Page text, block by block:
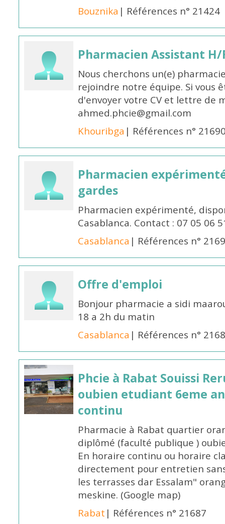
Bouznika | Références n° 21424
Pharmacien Assistant
Nous cherchons un(e)
rejoindre notre équipe. Si vous
d'envoyer votre CV et lettre de
ahmed.phcie@gmail.com
Khouribga | Références n°
Pharmacien
gardes
Pharmacien expérimenté,
Casablanca. Contact : 07 05 06
Casablanca | Références n°
Offre d'emploi
Bonjour pharmacie a sidi
18 a 2h du matin
Casablanca | Références n°
Phcie à Rabat Souissi
oubien etudiant 6eme
continu
Pharmacie à Rabat quartier
diplômé (faculté publique )
En horaire continu ou horaire
directement pour entretien
les terrasses dar Essalam"
meskine. (Google map)
Rabat | Références n° 21687